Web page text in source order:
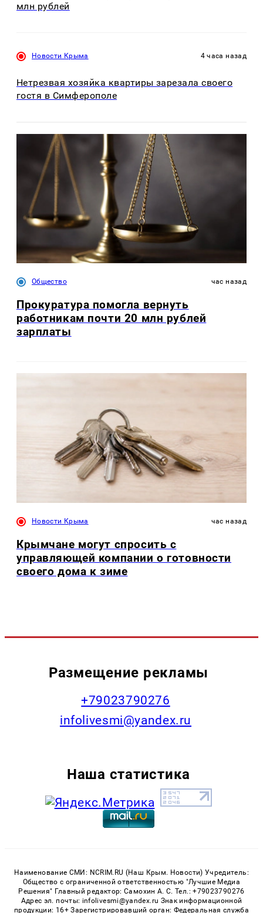
млн рублей
Новости Крыма 4 часа назад
Нетрезвая хозяйка квартиры зарезала своего
гостя в Симферополе
Общество час назад
Прокуратура помогла вернуть
работникам почти 20 млн рублей
зарплаты
Новости Крыма час назад
Крымчане могут спросить с
управляющей компании о готовности
своего дома к зиме
Размещение рекламы
+79023790276
infolivesmi@yandex.ru
Наша статистика
Наименование СМИ: NCRIM.RU (Наш Крым. Новости) Учредитель:
Общество с ограниченной ответственностью "Лучшие Медиа
Решения" Главный редактор: Самохин А. С. Тел.: +79023790276
Адрес эл. почты: infolivesmi@yandex.ru Знак информационной
продукции: 16+ Зарегистрировавший орган: Федеральная служба